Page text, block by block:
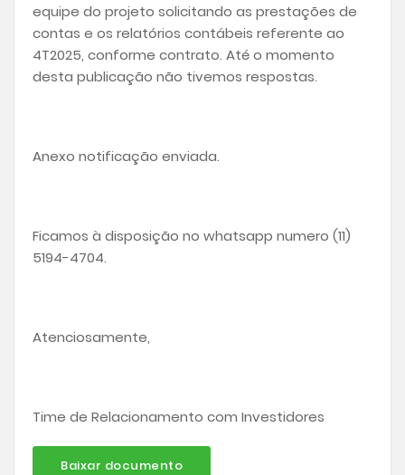
equipe do projeto solicitando as prestações de
contas e os relatórios contábeis referente ao
4T2025, conforme contrato. Até o momento
desta publicação não tivemos respostas.
Anexo notificação enviada.
Ficamos à disposição no whatsapp numero (11)
5194-4704.
Atenciosamente,
Time de Relacionamento com Investidores
Baixar documento